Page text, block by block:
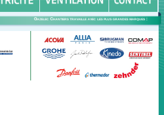
Gazelec Chantiers travaille avec les plus grandes marques :